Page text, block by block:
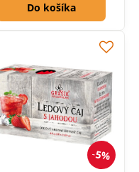
Do košíka
5%